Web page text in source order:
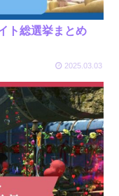
ト総選挙まとめ
2025.03.03